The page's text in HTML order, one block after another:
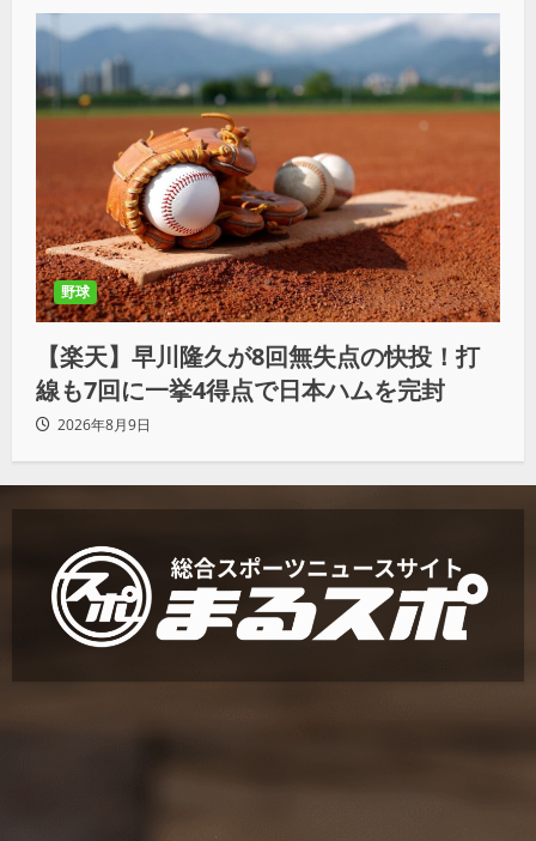
野球
【楽天】早川隆久が8回無失点の快投！打
線も7回に一挙4得点で日本ハムを完封
2026年8月9日